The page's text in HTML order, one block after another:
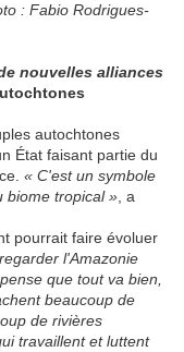
: Fabio Rodrigues-
nouvelles alliances
autochtones
État faisant partie du
« C'est un symbole
biome tropical » , a
pourrait faire évoluer
l'Amazonie
que tout va bien,
beaucoup de
de rivières
travaillent et luttent